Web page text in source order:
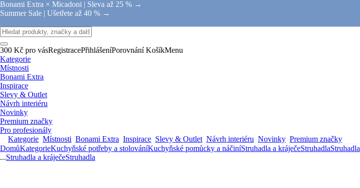
Bonami Extra × Micadoni | Sleva až 25 % →
Summer Sale | Ušetřete až 40 % →
300 Kč pro vásRegistracePřihlášeníPorovnání KošíkMenu
Kategorie
Místnosti
Bonami Extra
Inspirace
Slevy & Outlet
Návrh interiéru
Novinky
Premium značky
Pro profesionály
Kategorie Místnosti Bonami Extra Inspirace Slevy & Outlet Návrh interiéru Novinky Premium značky
DomůKategorieKuchyňské potřeby a stolováníKuchyňské pomůcky a náčiníStruhadla a kráječeStruhadlaStruhadla
...Struhadla a kráječeStruhadla